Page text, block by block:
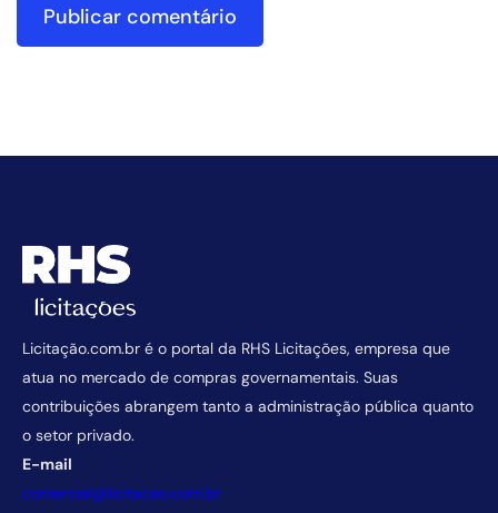
Licitação.com.br é o portal da RHS Licitações, empresa que
atua no mercado de compras governamentais. Suas
contribuições abrangem tanto a administração pública quanto
o setor privado.
E-mail
comercial@licitacao.com.br